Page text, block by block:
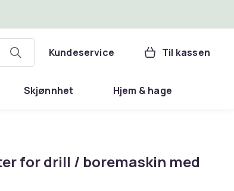
Kundeservice Til kassen
Skjønnhet Hjem & hage
for drill / boremaskin med